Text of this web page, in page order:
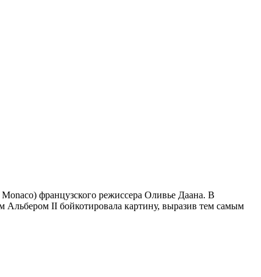
французского режиссера Оливье Даана. В
Альбером II бойкотировала картину, выразив тем самым